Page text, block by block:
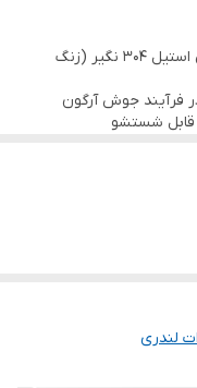
– استراکچر و طبقات ساخته شده از استنلس استیل 304 نگیر (زنگ
فرآیند جوش آرگون
قابل شستشو
لندری